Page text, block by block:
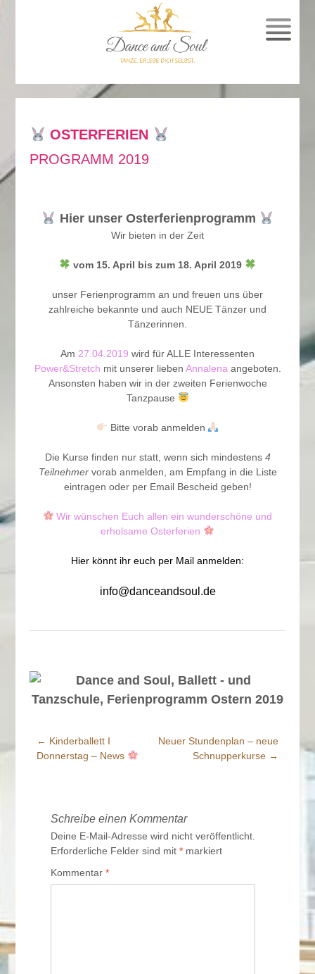
OSTERFERIEN
PROGRAMM 2019
Hier unser Osterferienprogramm
Wir bieten in der Zeit
vom 15. April bis zum 18. April 2019
unser Ferienprogramm an und freuen uns über
zahlreiche bekannte und auch NEUE Tänzer und
Tänzerinnen.
Am 27.04.2019 wird für ALLE Interessenten
Power&Stretch mit unserer lieben Annalena angeboten.
Ansonsten haben wir in der zweiten Ferienwoche
Tanzpause
Bitte vorab anmelden
Die Kurse finden nur statt, wenn sich mindestens 4
Teilnehmervorab anmelden, am Empfang in die Liste
eintragen oder per Email Bescheid geben!
Wir wünschen Euch allen ein wunderschöne und
erholsame Osterferien
Hier könnt ihr euch per Mail anmelden:
info@danceandsoul.de
Beitrags-
Navigation
← Kinderballett I
Donnerstag – News
Neuer Stundenplan – neue
Schnupperkurse →
Schreibe einen Kommentar
Deine E-Mail-Adresse wird nicht veröffentlicht.
Erforderliche Felder sind mit* markiert
Kommentar*